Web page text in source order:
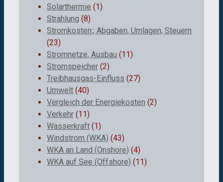
Solarthermie (1)
Strahlung (8)
Stromkosten:; Abgaben, Umlagen, Steuern
(23)
Stromnetze, Ausbau (11)
Stromspeicher (2)
Treibhausgas-Einfluss (27)
Umwelt (40)
Vergleich der Energiekosten (2)
Verkehr (11)
Wasserkraft (1)
Windstrom (WKA) (43)
WKA an Land (Onshore) (4)
WKA auf See (Offshore) (11)